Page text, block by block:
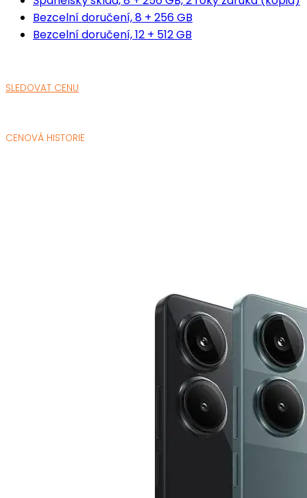
Bezcelní doručení, 8 + 256 GB
Bezcelní doručení, 12 + 512 GB
SLEDOVAT CENU
CENOVÁ HISTORIE